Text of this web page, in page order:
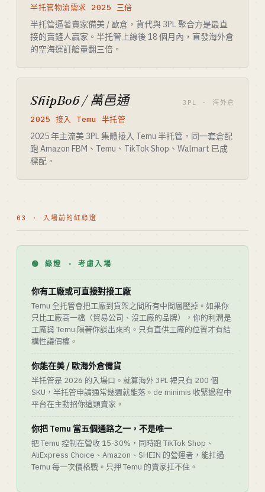
半托管物流需求 2025 三倍
半托管逼著賣家備美 / 歐倉，貨代與 3PL 聚合方是最直
接的賣鏟人贏家。半托管上線後 18 個月內，直發海外倉
的空海運訂艙量翻三倍。
ShipBob / 萬邑通 3PL · 海外倉
2025 接入 Temu 半托管
2025 年主流美 3PL 集體接入 Temu 半托管。同一套倉配
跑 Amazon FBM、Temu、TikTok Shop、Walmart 已成
標配。
03 · 入場前的紅綠燈
🟢 綠燈 · 考慮入場
你有工廠或可直接對接工廠
Temu 全托管會把工廠到貨架之間所有中間層壓掉。如果你
只比工廠高一檔（貿易公司、沒工廠的品牌），你的利潤是
工廠與 Temu 隔著你談出來的。只有直供工廠的位置才有結
構性議價權。
你能在美 / 歐海外倉備貨
半托管是 2026 的入場口。就算海外 3PL 裡只有 200 個
SKU，半托管申請通常幾週就能落。de minimis 收緊過程中
平台在主動招你這類賣家。
你把 Temu 當五個通路之一，不是唯一
把 Temu 控制在營收 15-30%，同時跑 TikTok Shop、
AliExpress Choice、Amazon、SHEIN 的營運者，能扛過
Temu 每一次價格戰。只押 Temu 的賣家扛不住。